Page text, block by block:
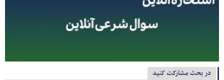
در بحث مشارکت کنید